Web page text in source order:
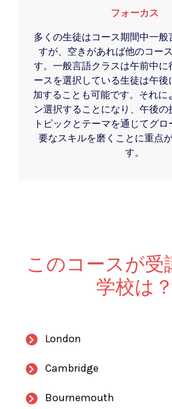
フォーカス
多くの生徒はコース期間中一般
すが、空きがあれば他のコー
す。一般言語クラスは午前中に
ースを選択している生徒は午後
加することも可能です。それに
ン選択することになり、午後
トピックとテーマを通じてグ
要なスキルを磨くことに重点
す。
このコースが受
学校は？
London
Cambridge
Bournemouth